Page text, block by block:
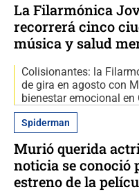
La Filarmónica
recorrerá cinco
música y salud
Colisionantes: la
de gira en agosto con
bienestar emocional en
Spiderman
Murió querida
noticia se conoció
estreno de la